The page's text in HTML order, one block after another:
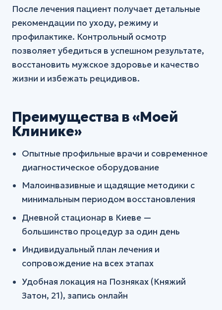
После лечения пациент получает детальные
рекомендации по уходу, режиму и
профилактике. Контрольный осмотр
позволяет убедиться в успешном результате,
восстановить мужское здоровье и качество
жизни и избежать рецидивов.
Преимущества в «Моей
Клинике»
Опытные профильные врачи и современное
диагностическое оборудование
Малоинвазивные и щадящие методики с
минимальным периодом восстановления
Дневной стационар в Киеве —
большинство процедур за один день
Индивидуальный план лечения и
сопровождение на всех этапах
Удобная локация на Позняках (Княжий
Затон, 21), запись онлайн